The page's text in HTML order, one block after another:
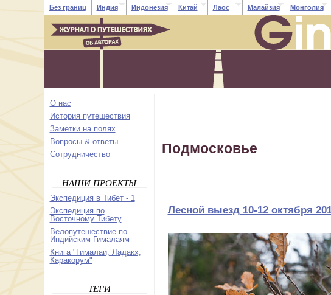
Без границ Индия Индонезия Китай Лаос Малайзия Монголия
Подмосковье
Лесной выезд 10-12 октября
О нас
История путешествия
Заметки на полях
Вопросы & ответы
Cотрудничество
НАШИ ПРОЕКТЫ
Экспедиция в Тибет - 1
Экспедиция по
Восточному Тибету
Велопутешествие по
Индийским Гималаям
Книга "Гималаи, Ладакх,
Каракорум"
ТЕГИ